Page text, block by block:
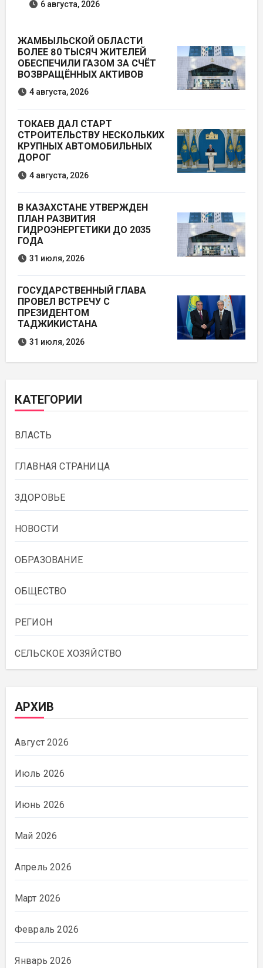
6 августа, 2026
ЖАМБЫЛЬСКОЙ ОБЛАСТИ
БОЛЕЕ 80 ТЫСЯЧ ЖИТЕЛЕЙ
ОБЕСПЕЧИЛИ ГАЗОМ ЗА СЧЁТ
ВОЗВРАЩЁННЫХ АКТИВОВ
4 августа, 2026
ТОКАЕВ ДАЛ СТАРТ
СТРОИТЕЛЬСТВУ НЕСКОЛЬКИХ
КРУПНЫХ АВТОМОБИЛЬНЫХ
ДОРОГ
4 августа, 2026
В КАЗАХСТАНЕ УТВЕРЖДЕН
ПЛАН РАЗВИТИЯ
ГИДРОЭНЕРГЕТИКИ ДО 2035
ГОДА
31 июля, 2026
ГОСУДАРСТВЕННЫЙ ГЛАВА
ПРОВЕЛ ВСТРЕЧУ С
ПРЕЗИДЕНТОМ
ТАДЖИКИСТАНА
31 июля, 2026
КАТЕГОРИИ
ВЛАСТЬ
ГЛАВНАЯ СТРАНИЦА
ЗДОРОВЬЕ
НОВОСТИ
ОБРАЗОВАНИЕ
ОБЩЕСТВО
РЕГИОН
СЕЛЬСКОЕ ХОЗЯЙСТВО
АРХИВ
Август 2026
Июль 2026
Июнь 2026
Май 2026
Апрель 2026
Март 2026
Февраль 2026
Январь 2026